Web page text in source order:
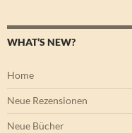
WHAT’S NEW?
Home
Neue Rezensionen
Neue Bücher